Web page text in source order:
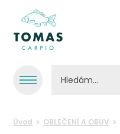
Úvod OBLEČENÍ A OBUV